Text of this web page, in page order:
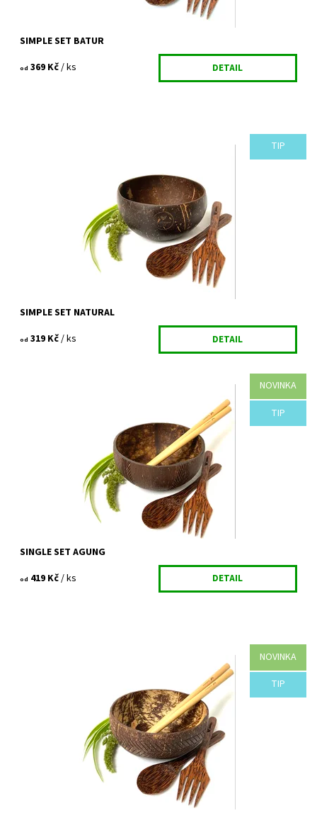
SIMPLE SET BATUR
od 369 Kč/ ks DETAIL
TIP
KOKOSOVÁ MISKA NATURAL+ kokosová lžíce + kokosová vidlička
Simple set z kokosu pro každého milovníka přírody. Udělá z
Vyprodáno
95/VEL
SIMPLE SET NATURAL
od 319 Kč/ ks DETAIL
NOVINKA
TIP
DESIGNOVÁ KOKOSOVÁ MISKA AGUNG + kokosová lžíce +
kokosová vidlička + 2x bambusové brčko(20cm) + čisticí kartáček
Vyprodáno
781/VEL
SINGLE SET AGUNG
od 419 Kč/ ks DETAIL
NOVINKA
TIP
DESIGNOVÁ KOKOSOVÁ MISKA BATUR + kokosová lžíce +
kokosová vidlička + 2x bambusové brčko(20cm) + čisticí kartáček
Vyprodáno
832/VEL